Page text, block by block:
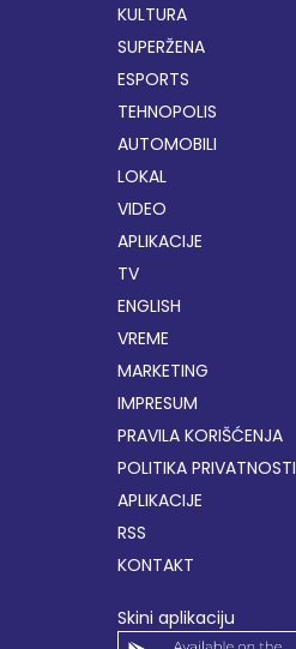
KULTURA
SUPERŽENA
ESPORTS
TEHNOPOLIS
AUTOMOBILI
LOKAL
VIDEO
APLIKACIJE
TV
ENGLISH
VREME
MARKETING
IMPRESUM
PRAVILA KORIŠĆENJA
POLITIKA PRIVATNOSTI
APLIKACIJE
RSS
KONTAKT
Skini aplikaciju